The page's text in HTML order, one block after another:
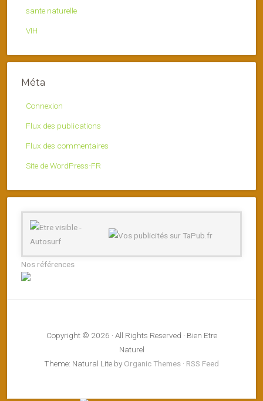
sante naturelle
VIH
Méta
Connexion
Flux des publications
Flux des commentaires
Site de WordPress-FR
Nos références
Copyright © 2026 · All Rights Reserved · Bien Etre
Naturel
Theme: Natural Lite by Organic Themes · RSS Feed